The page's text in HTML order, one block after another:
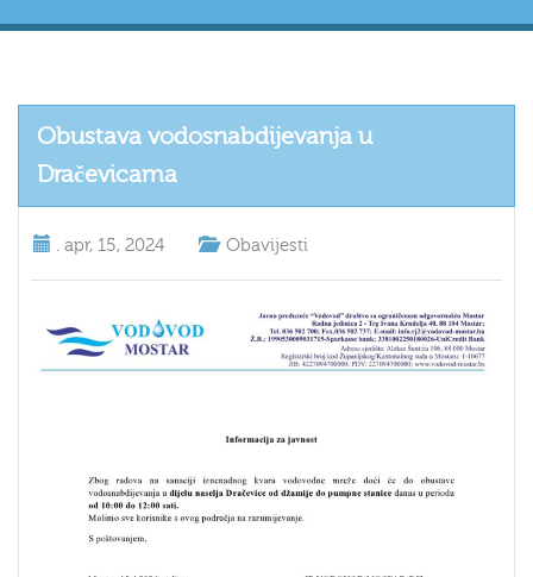
Obustava vodosnabdijevanja u
Dračevicama
. apr, 15, 2024 Obavijesti